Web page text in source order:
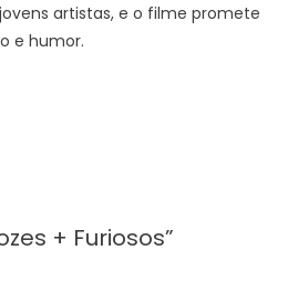
artistas, e o filme promete
e humor.
+ Furiosos”